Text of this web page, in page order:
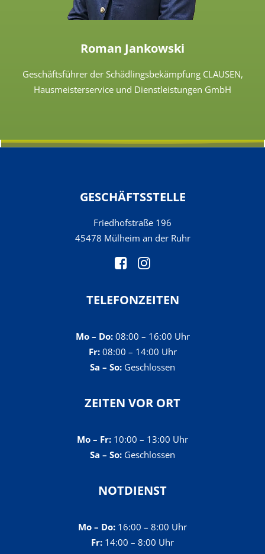
Roman Jankowski
Geschäftsführer der Schädlingsbekämpfung CLAUSEN,
Hausmeisterservice und Dienstleistungen GmbH
GESCHÄFTSSTELLE
Friedhofstraße 196
45478 Mülheim an der Ruhr
TELEFONZEITEN
Mo – Do:08:00 – 16:00 Uhr
Fr:08:00 – 14:00 Uhr
Sa – So: Geschlossen
ZEITEN VOR ORT
Mo – Fr: 10:00 – 13:00 Uhr
Sa – So: Geschlossen
NOTDIENST
Mo – Do: 16:00 – 8:00 Uhr
Fr: 14:00 – 8:00 Uhr